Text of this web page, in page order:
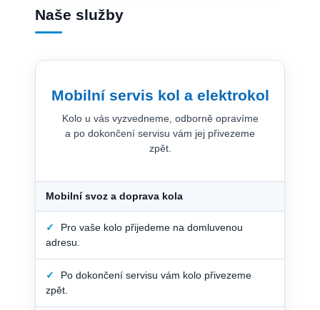
Naše služby
Mobilní servis kol a elektrokol
Kolo u vás vyzvedneme, odborně opravíme
a po dokončení servisu vám jej přivezeme
zpět.
Mobilní svoz a doprava kola
✓
Pro vaše kolo přijedeme na domluvenou
adresu.
✓
Po dokončení servisu vám kolo přivezeme
zpět.